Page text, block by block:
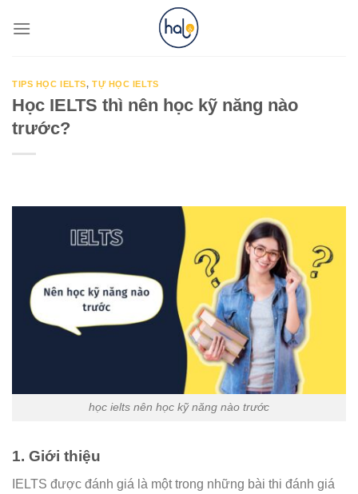
TIPS HỌC IELTS, TỰ HỌC IELTS
Học IELTS thì nên học kỹ năng nào
trước?
học ielts nên học kỹ năng nào trước
1. Giới thiệu
IELTS được đánh giá là một trong những bài thi đánh giá